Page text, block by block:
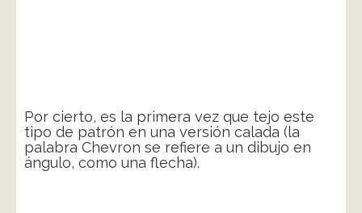
Por cierto, es la primera vez que tejo este
tipo de patrón en una versión calada (la
palabra Chevron se refiere a un dibujo en
ángulo, como una flecha).